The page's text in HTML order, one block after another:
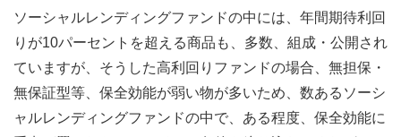
ソーシャルレンディングファンドの中には、年間期待利回
りが10パーセントを超える商品も、多数、組成・公開され
ていますが、そうした高利回りファンドの場合、無担保・
無保証型等、保全効能が弱い物が多いため、数あるソーシ
ャルレンディングファンドの中で、ある程度、保全効能に